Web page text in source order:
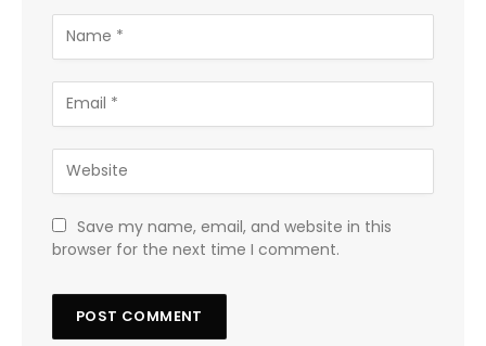
Save my name, email, and website in this
browser for the next time I comment.